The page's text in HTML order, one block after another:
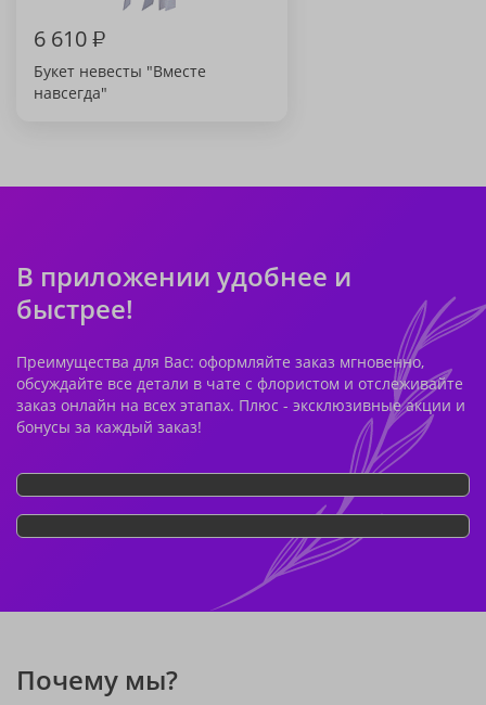
6 610₽
Букет невесты "Вместе
навсегда"
В приложении удобнее и
быстрее!
Преимущества для Вас: оформляйте заказ мгновенно,
обсуждайте все детали в чате с флористом и отслеживайте
заказ онлайн на всех этапах. Плюс - эксклюзивные акции и
бонусы за каждый заказ!
Почему мы?